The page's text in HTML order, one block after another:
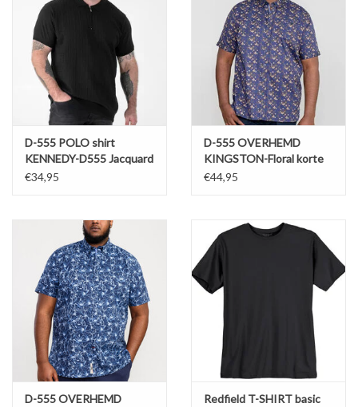
D-555 POLO shirt
KENNEDY-D555 Jacquard
gebreid met 1/4 rits
€34,95
D-555 OVERHEMD
KINGSTON-Floral korte
mouw
€44,95
D-555 OVERHEMD
Redfield T-SHIRT basic